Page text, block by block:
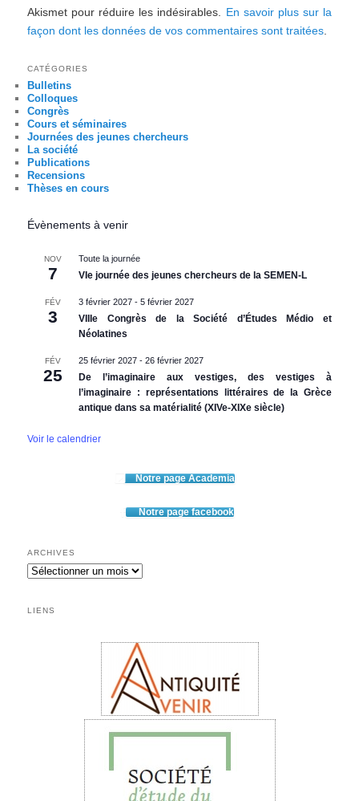
Akismet pour réduire les indésirables. En savoir plus sur la
façon dont les données de vos commentaires sont traitées.
CATÉGORIES
Bulletins
Colloques
Congrès
Cours et séminaires
Journées des jeunes chercheurs
La société
Publications
Recensions
Thèses en cours
Évènements à venir
NOV
7
Toute la journée
VIe journée des jeunes chercheurs de la SEMEN-L
FÉV
3
3 février 2027 -5 février 2027
VIIIe Congrès de la Société d’Études Médio et
Néolatines
FÉV
25
25 février 2027 -26 février 2027
De l’imaginaire aux vestiges, des vestiges à
l’imaginaire : représentations littéraires de la Grèce
antique dans sa matérialité (XIVe-XIXe siècle)
Voir le calendrier
Notre page Academia
Notre page facebook
ARCHIVES
Archives
LIENS